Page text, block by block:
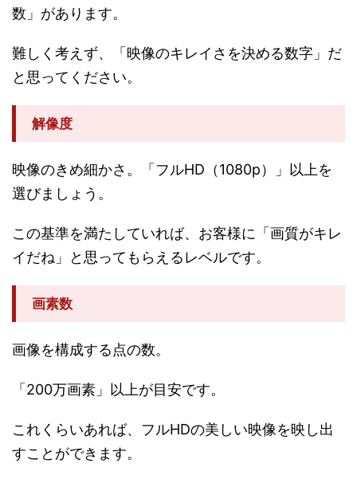
数」があります。
難しく考えず、「映像のキレイさを決める数字」だ
と思ってください。
解像度
映像のきめ細かさ。「フルHD（1080p）」以上を
選びましょう。
この基準を満たしていれば、お客様に「画質がキレ
イだね」と思ってもらえるレベルです。
画素数
画像を構成する点の数。
「200万画素」以上が目安です。
これくらいあれば、フルHDの美しい映像を映し出
すことができます。